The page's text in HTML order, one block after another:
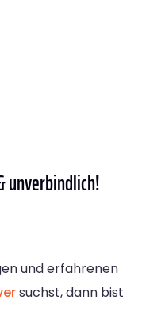
unverbindlich!
und erfahrenen
suchst, dann bist